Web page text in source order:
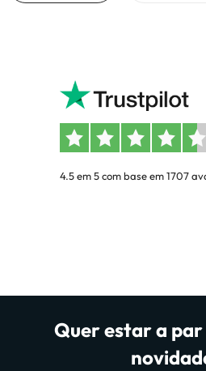
4.5 em 5 com base em 1707
Quer estar a par